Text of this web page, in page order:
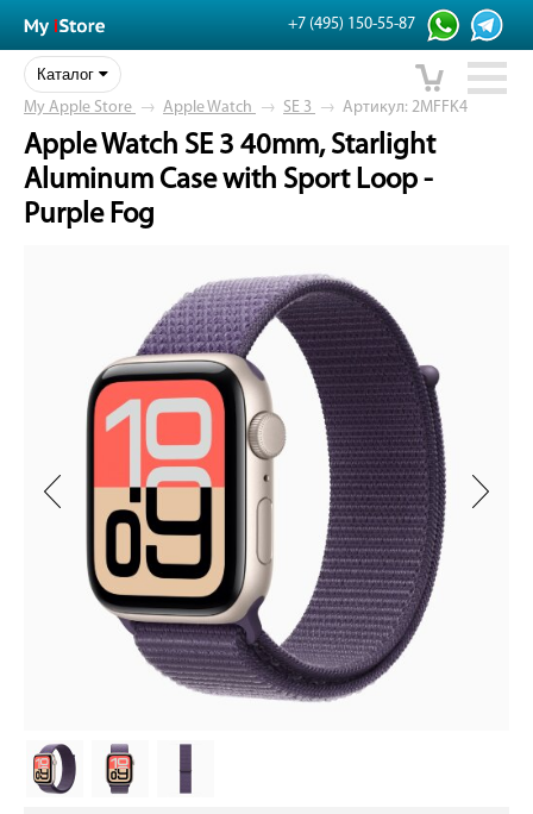
+7 (495) 150-55-87
Каталог
My Apple Store → Apple Watch → SE 3 → Артикул: 2MFFK4
Apple Watch SE 3 40mm, Starlight
Aluminum Case with Sport Loop -
Purple Fog